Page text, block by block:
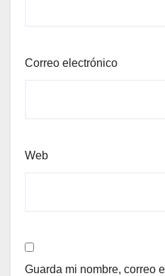
Correo electrónico
Web
Guarda mi nombre, correo